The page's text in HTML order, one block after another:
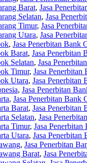
Barat, Jasa
Selatan, Jasa
Timur, Jasa
Utara, Jasa
, Jasa Penerbitan Bank
Barat, Jasa Penerbitan
Selatan, Jasa
Timur, Jasa Penerbitan
Utara, Jasa Penerbitan
, Jasa Penerbitan
, Jasa Penerbitan Bank
Barat, Jasa Penerbitan
Selatan, Jasa
Timur, Jasa Penerbitan
Utara, Jasa Penerbitan
, Jasa Penerbitan
Barat, Jasa